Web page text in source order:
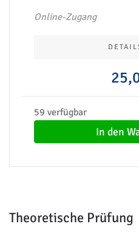
Online-Zugang
59 verfügbar
In den
Theoretische Prüfung